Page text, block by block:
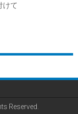
けて
Reserved.